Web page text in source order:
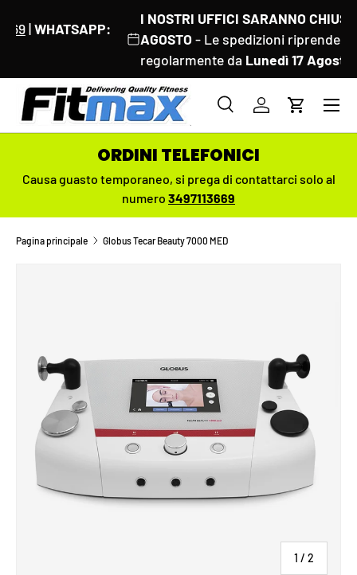
PASSA AI CONTENUTI
I NOSTRI UFFICI SARANNO CHIUSI DAL 8 AL 18
AGOSTO- Le spedizioni riprenderanno
Lunedì 17 Agosto
CercaAccediCarrello
Menu
ORDINI TELEFONICI
Causa guasto temporaneo, si prega di contattarci solo al
numero 3497113669
Pagina principale Globus Tecar Beauty 7000 MED
1 / di
2